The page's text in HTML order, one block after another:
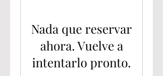
Nada que reservar
ahora. Vuelve a
intentarlo pronto.